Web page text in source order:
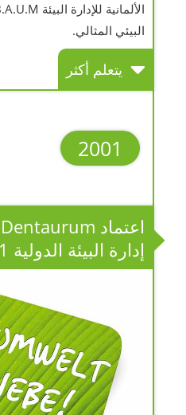
البيئي المثالي.
يتعلم أكثر
2001
إدارة البيئة الدولية DIN EN ISO 14001